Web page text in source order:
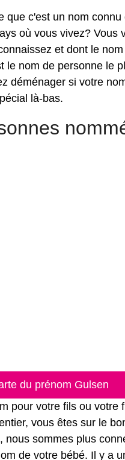
c'est un nom
où vous vivez? Vous
et dont le
nom de personne le
déménager si votre
là-bas.
du prénom Gulsen
pour votre fils ou votre
vous êtes sur le
sommes plus
de votre bébé. Il y a